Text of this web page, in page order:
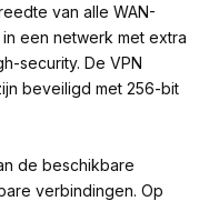
van alle WAN-
een netwerk met extra
security. De VPN
beveiligd met 256-bit
de beschikbare
verbindingen. Op